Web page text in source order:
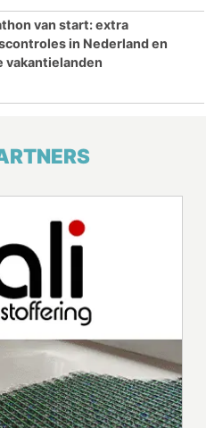
van start: extra
in Nederland en
vakantielanden